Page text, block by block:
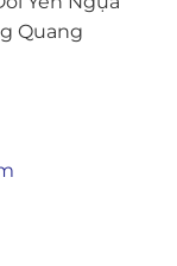
Quang